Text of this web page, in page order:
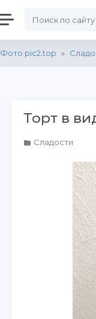
Фото pic2.top »
Торт в
Сладости